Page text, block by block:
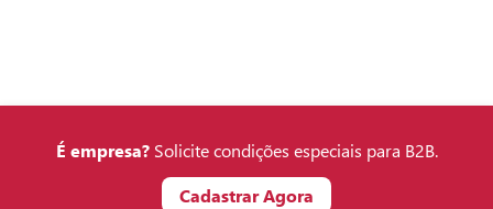
É empresa?Solicite condições especiais para B2B.
Cadastrar Agora